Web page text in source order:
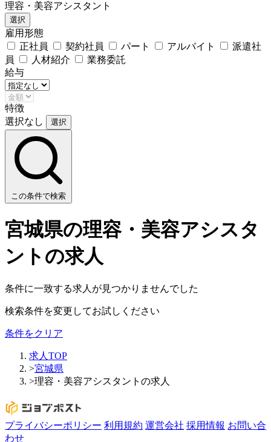
理容・美容アシスタント
選択
雇用形態
正社員
契約社員 パート アルバイト
派遣社
員
人材紹介
業務委託
給与
特徴
選択なし
選択
この条件で検索
宮城県の理容・美容アシスタ
ントの求人
条件に一致する求人が見つかりませんでした
検索条件を変更してお試しください
条件をクリア
求人TOP
>宮城県
>理容・美容アシスタントの求人
プライバシーポリシー 利用規約 運営会社 採用情報 お問い合
わせ